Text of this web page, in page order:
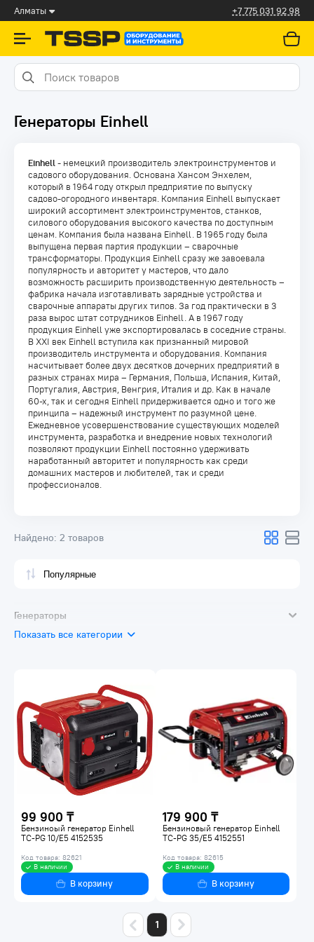
Алматы +7 775 031 92 98
Генераторы Einhell
Einhell- немецкий производитель электроинструментов и
садового оборудования. Основана Хансом Энхелем,
который в 1964 году открыл предприятие по выпуску
садово-огородного инвентаря. Компания Einhell выпускает
широкий ассортимент электроинструментов, станков,
силового оборудования высокого качества по доступным
ценам. Компания была названа Einhell. В 1965 году была
выпущена первая партия продукции – сварочные
трансформаторы. Продукция Einhell сразу же завоевала
популярность и авторитет у мастеров, что дало
возможность расширить производственную деятельность –
фабрика начала изготавливать зарядные устройства и
сварочные аппараты других типов. За год практически в 3
раза вырос штат сотрудников Einhell. А в 1967 году
продукция Einhell уже экспортировалась в соседние страны.
В ХХI век Einhell вступила как признанный мировой
производитель инструмента и оборудования. Компания
насчитывает более двух десятков дочерних предприятий в
разных странах мира – Германия, Польша, Испания, Китай,
Португалия, Австрия, Венгрия, Италия и др. Как в начале
60-х, так и сегодня Einhell придерживается одно и того же
принципа – надежный инструмент по разумной цене.
Ежедневное усовершенствование существующих моделей
инструмента, разработка и внедрение новых технологий
позволяют продукции Einhell постоянно удерживать
наработанный авторитет и популярность как среди
домашних мастеров и любителей, так и среди
профессионалов.
Найдено: 2 товаров
Генераторы
Портативные генераторы
Показать все категории
99 900 ₸
Бензиноый генератор Einhell
TC-PG 10/E5 4152535
Код товара: 82621
В наличии
В корзину
179 900 ₸
Бензиновый генератор Einhell
TC-PG 35/E5 4152551
Код товара: 82615
В наличии
В корзину
1